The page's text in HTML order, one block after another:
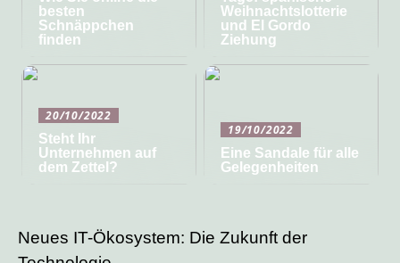
besten
Schnäppchen
finden
Weihnachtslotterie
und El Gordo
Ziehung
20/10/2022
Steht Ihr
Unternehmen auf
dem Zettel?
19/10/2022
Eine Sandale für alle
Gelegenheiten
Neues IT-Ökosystem: Die Zukunft der